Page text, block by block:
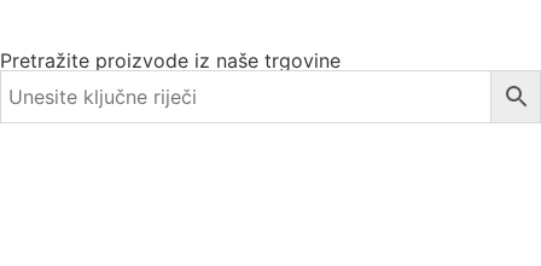
Pretražite proizvode iz naše trgovine